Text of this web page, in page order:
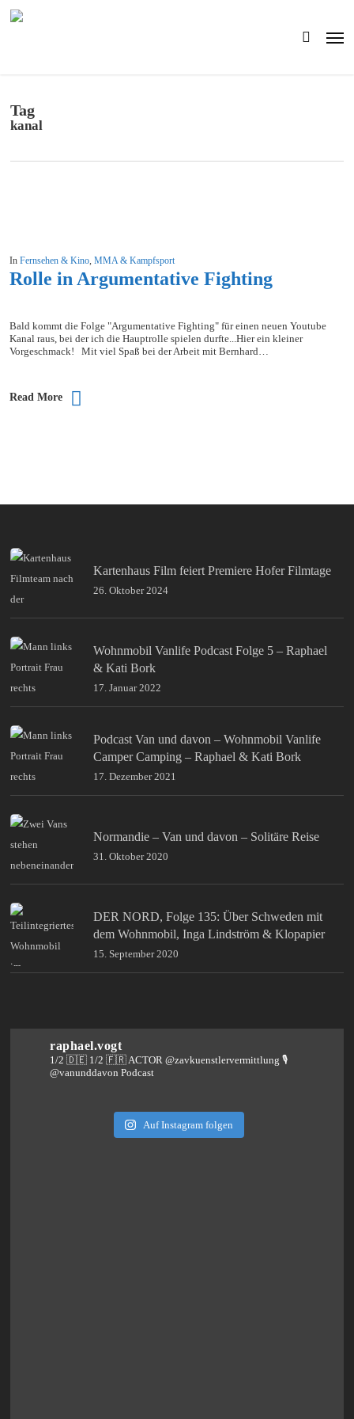
search
Tag
kanal
InFernsehen & Kino,MMA & Kampfsport
Rolle in Argumentative Fighting
Bald kommt die Folge "Argumentative Fighting" für einen neuen Youtube
Kanal raus, bei der ich die Hauptrolle spielen durfte...Hier ein kleiner
Vorgeschmack! Mit viel Spaß bei der Arbeit mit Bernhard…
Read More
Kartenhaus Film feiert Premiere Hofer Filmtage
26. Oktober 2024
Wohnmobil Vanlife Podcast Folge 5 – Raphael
& Kati Bork
17. Januar 2022
Podcast Van und davon – Wohnmobil Vanlife
Camper Camping – Raphael & Kati Bork
17. Dezember 2021
Normandie – Van und davon – Solitäre Reise
31. Oktober 2020
DER NORD, Folge 135: Über Schweden mit
dem Wohnmobil, Inga Lindström & Klopapier
15. September 2020
raphael.vogt
1/2 🇩🇪 1/2 🇫🇷 ACTOR @zavkuenstlervermittlung🎙️
@vanunddavon Podcast
Auf Instagram folgen